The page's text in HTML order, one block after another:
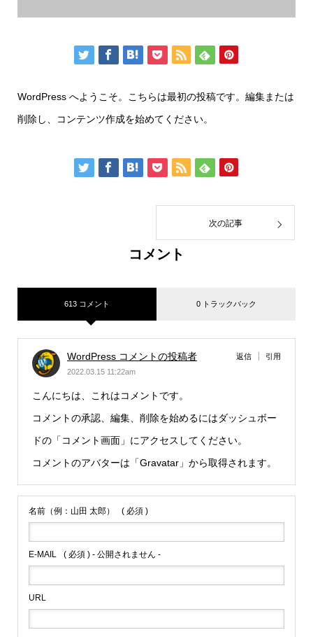
WordPress へようこそ。こちらは最初の投稿です。編集または
削除し、コンテンツ作成を始めてください。
次の記事
コメント
613 コメント 0 トラックバック
WordPress コメントの投稿者
2022.03.15 11:22am
返信 引用
こんにちは、これはコメントです。
コメントの承認、編集、削除を始めるにはダッシュボー
ドの「コメント画面」にアクセスしてください。
コメントのアバターは「Gravatar 」から取得されます。
名前（例：山田 太郎） ( 必須 )
E-MAIL ( 必須 ) - 公開されません -
URL